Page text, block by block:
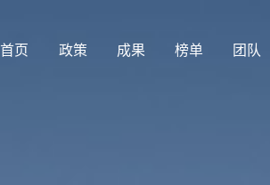
首页 政策 成果 榜单 团队